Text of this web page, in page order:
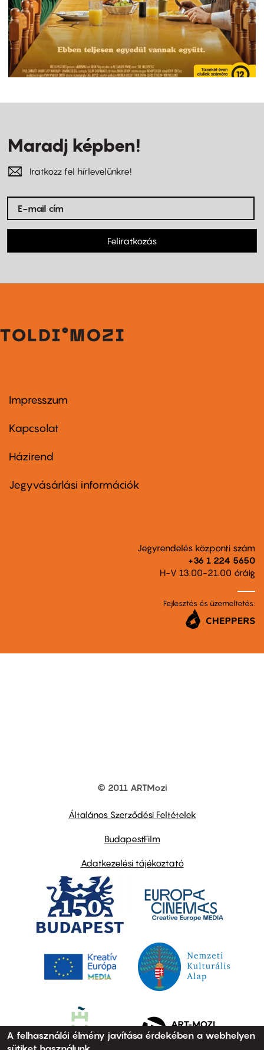
Maradj képben!
Iratkozz fel hírlevelünkre!
Feliratkozás
Footer
first
Impresszum
Kapcsolat
Footer
second
Házirend
Jegyvásárlási információk
Jegyrendelés központi szám
+36 1 224 5650
H-V 13.00-21.00 óráig
Fejlesztés és üzemeltetés:
© 2011 ARTMozi
Általános Szerződési Feltételek
BudapestFilm
Adatkezelési tájékoztató
A felhasználói élmény javítása érdekében a webhelyen